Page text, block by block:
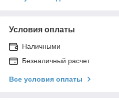
Условия оплаты
Наличными
Безналичный расчет
Все условия оплаты